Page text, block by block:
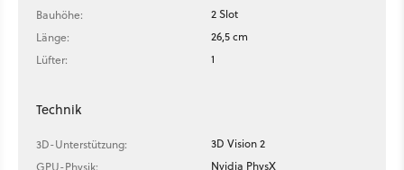
Bauhöhe:
2 Slot
Länge:
26,5 cm
Lüfter:
1
Technik
3D-Unterstützung:
3D Vision 2
Nvidia PhysX